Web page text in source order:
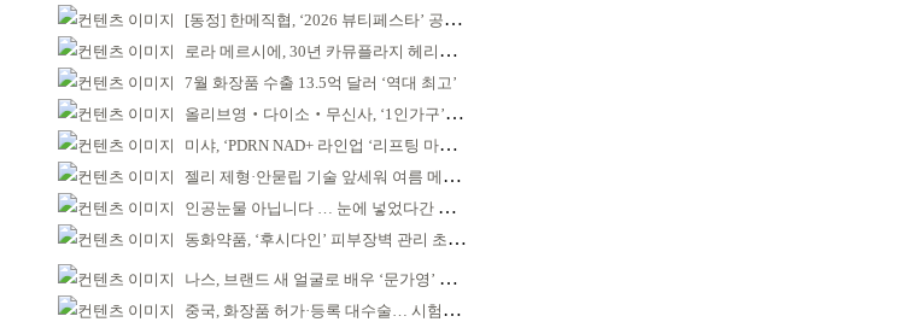
[동정] 한메직협, ‘2026 뷰티페스타’ 공동 주최
로라 메르시에, 30년 카뮤플라지 헤리티지 담아
7월 화장품 수출 13.5억 달러 ‘역대 최고’
올리브영‧다이소‧무신사, ‘1인가구’가 이끈다
미샤, ‘PDRN NAD+ 라인업 ‘리프팅 마스크’ 출시
젤리 제형·안묻립 기술 앞세워 여름 메이크업 시장 공략
인공눈물 아닙니다 … 눈에 넣었다간 각막 손상
동화약품, ‘후시다인’ 피부장벽 관리 초점 ‘리브랜딩’
나스, 브랜드 새 얼굴로 배우 ‘문가영’ 발탁
중국, 화장품 허가·등록 대수술… 시험자료 공용 허용